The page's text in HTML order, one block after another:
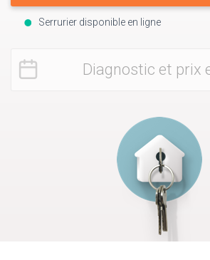
Serrurier disponible en ligne
Diagnostic et prix